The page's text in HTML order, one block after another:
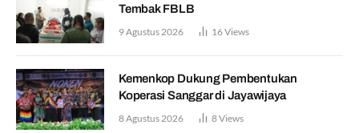
Tembak FBLB
9 Agustus 2026 16Views
Kemenkop Dukung Pembentukan
Koperasi Sanggar di Jayawijaya
8 Agustus 2026 8Views